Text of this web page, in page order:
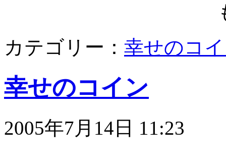
カテゴリー： 幸せのコ
幸せのコイン
2005年7月14日 11:23